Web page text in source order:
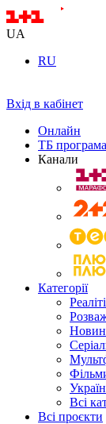
UA
RU
Вхід в кабінет
Онлайн
ТБ програма
Канали
Категорії
Всі
Всі проєкти